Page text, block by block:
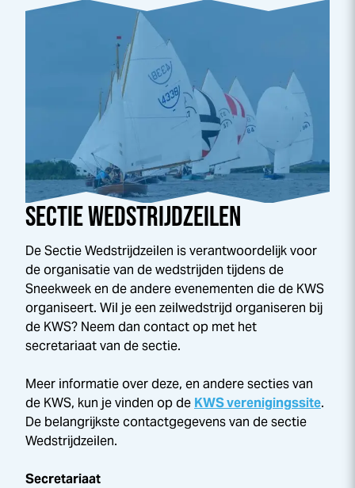
SECTIE WEDSTRIJDZEILEN
De Sectie Wedstrijdzeilen is verantwoordelijk voor
de organisatie van de wedstrijden tijdens de
Sneekweeken de andere evenementen die de KWS
organiseert. Wil je een zeilwedstrijd organiseren bij
de KWS? Neem dan contact op met het
secretariaat van de sectie.
Meer informatie over deze, en andere secties van
de KWS, kun je vinden op de KWS verenigingssite.
De belangrijkste contactgegevens van de sectie
Wedstrijdzeilen.
Secretariaat